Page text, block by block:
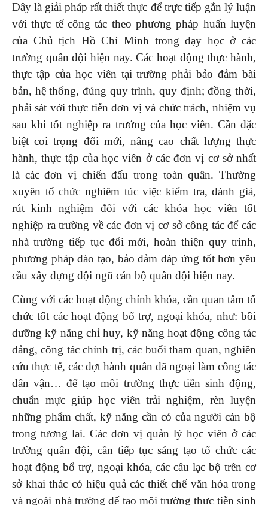
Đây là giải pháp rất thiết thực để trực tiếp gắn lý luận
với thực tế công tác theo phương pháp huấn luyện
của Chủ tịch Hồ Chí Minh trong dạy học ở các
trường quân đội hiện nay. Các hoạt động thực hành,
thực tập của học viên tại trường phải bảo đảm bài
bản, hệ thống, đúng quy trình, quy định; đồng thời,
phải sát với thực tiễn đơn vị và chức trách, nhiệm vụ
sau khi tốt nghiệp ra trưởng của học viên. Cần đặc
biệt coi trọng đổi mới, nâng cao chất lượng thực
hành, thực tập của học viên ở các đơn vị cơ sở nhất
là các đơn vị chiến đấu trong toàn quân. Thường
xuyên tổ chức nghiêm túc việc kiểm tra, đánh giá,
rút kinh nghiệm đối với các khóa học viên tốt
nghiệp ra trường về các đơn vị cơ sở công tác để các
nhà trường tiếp tục đổi mới, hoàn thiện quy trình,
phương pháp đào tạo, bảo đảm đáp ứng tốt hơn yêu
cầu xây dựng đội ngũ cán bộ quân đội hiện nay.
Cùng với các hoạt động chính khóa, cần quan tâm tổ
chức tốt các hoạt động bổ trợ, ngoại khóa, như: bồi
dưỡng kỹ năng chỉ huy, kỹ năng hoạt động công tác
đảng, công tác chính trị, các buổi tham quan, nghiên
cứu thực tế, các đợt hành quân dã ngoại làm công tác
dân vận… để tạo môi trường thực tiễn sinh động,
chuẩn mực giúp học viên trải nghiệm, rèn luyện
những phẩm chất, kỹ năng cần có của người cán bộ
trong tương lai. Các đơn vị quản lý học viên ở các
trường quân đội, cần tiếp tục sáng tạo tổ chức các
hoạt động bổ trợ, ngoại khóa, các câu lạc bộ trên cơ
sở khai thác có hiệu quả các thiết chế văn hóa trong
và ngoài nhà trường để tạo môi trường thực tiễn sinh